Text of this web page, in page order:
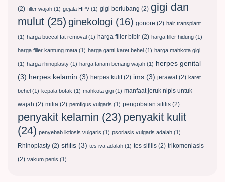
(2) filler wajah (1) gejala HPV (1) gigi berlubang (2) gigi dan
mulut (25) ginekologi (16) gonore (2) hair transplant
(1) harga buccal fat removal (1) harga filler bibir (2) harga filler hidung (1)
harga filler kantung mata (1) harga ganti karet behel (1) harga mahkota gigi
(1) harga rhinoplasty (1) harga tanam benang wajah (1) herpes genital
(3) herpes kelamin (3) herpes kulit(2) ims (3) jerawat(2) karet
behel (1) kepala botak (1) mahkota gigi (1) manfaat jeruk nipis untuk
wajah (2) milia (2) pemfigus vulgaris (1) pengobatan sifilis (2)
penyakit kelamin (23) penyakit kulit
(24) penyebab iktiosis vulgaris (1) psoriasis vulgaris adalah (1)
Rhinoplasty (2) sifilis (3) tes iva adalah (1) tes sifilis (2) trikomoniasis
(2) vakum penis (1)